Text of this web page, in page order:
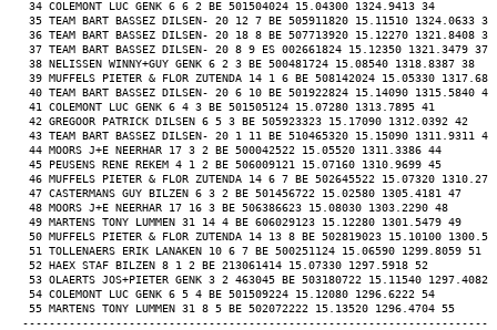
34 COLEMONT LUC GENK 6 6 2 BE 501504024 15.04300 1324.9413 34
35 TEAM BART BASSEZ DILSEN- 20 12 7 BE 505911820 15.11510 1324.0633
36 TEAM BART BASSEZ DILSEN- 20 18 8 BE 507713920 15.12270 1321.8408
37 TEAM BART BASSEZ DILSEN- 20 8 9 ES 002661824 15.12350 1321.3479 37
38 NELISSEN WINNY+GUY GENK 6 2 3 BE 500481724 15.08540 1318.8387 38
39 MUFFELS PIETER & FLOR ZUTENDA 14 1 6 BE 508142024 15.05330
40 TEAM BART BASSEZ DILSEN- 20 6 10 BE 501922824 15.14090 1315.5840
41 COLEMONT LUC GENK 6 4 3 BE 501505124 15.07280 1313.7895 41
42 GREGOOR PATRICK DILSEN 6 5 3 BE 505923323 15.17090 1312.0392 42
43 TEAM BART BASSEZ DILSEN- 20 1 11 BE 510465320 15.15090 1311.9311
44 MOORS J+E NEERHAR 17 3 2 BE 500042522 15.05520 1311.3386 44
45 PEUSENS RENE REKEM 4 1 2 BE 506009121 15.07160 1310.9699 45
46 MUFFELS PIETER & FLOR ZUTENDA 14 6 7 BE 502645522 15.07320
47 CASTERMANS GUY BILZEN 6 3 2 BE 501456722 15.02580 1305.4181 47
48 MOORS J+E NEERHAR 17 16 3 BE 506386623 15.08030 1303.2290 48
49 MARTENS TONY LUMMEN 31 14 4 BE 606029123 15.12280 1301.5479 49
50 MUFFELS PIETER & FLOR ZUTENDA 14 13 8 BE 502819023 15.10100
51 TOLLENAERS ERIK LANAKEN 10 6 7 BE 500251124 15.06590 1299.8059 51
52 HAEX STAF BILZEN 8 1 2 BE 213061414 15.07330 1297.5918 52
53 OLAERTS JOS+PIETER GENK 3 2 463045 BE 503180722 15.11540
54 COLEMONT LUC GENK 6 5 4 BE 501509224 15.12080 1296.6222 54
55 MARTENS TONY LUMMEN 31 8 5 BE 502072222 15.13520 1296.4704 55